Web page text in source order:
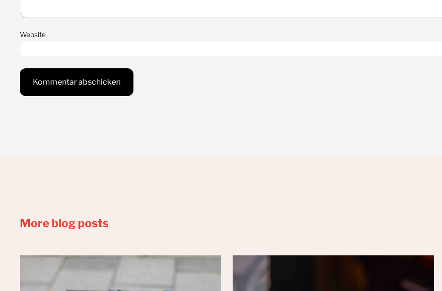
Website
More blog posts